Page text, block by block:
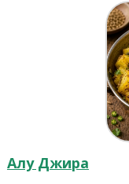
Алу Джира